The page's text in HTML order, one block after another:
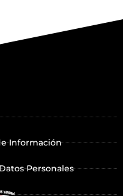
Información
Personales